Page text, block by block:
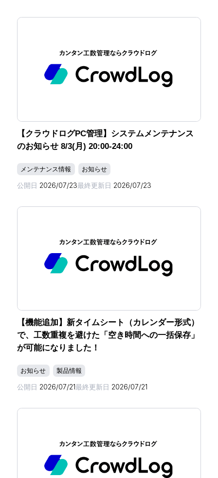
【クラウドログPC管理】システムメンテナンス
のお知らせ 8/3(月) 20:00-24:00
メンテナンス情報 お知らせ
公開日 2026/07/23最終更新日 2026/07/23
【機能追加】新タイムシート（カレンダー形式）
で、工数重複を避けた「空き時間への一括保存」
が可能になりました！
お知らせ 製品情報
公開日 2026/07/21最終更新日 2026/07/21